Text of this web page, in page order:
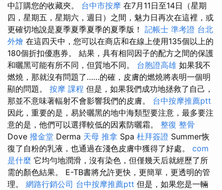
中訂購您的收藏夾。 台中市按摩 在7月11日至14日（星期
四，星期五，星期六，週日）之間，魅力日再次在這裡，或
更確切地說是夏季夏季夏季的夏季版！ 記帳士 準考證 台北
外燴 在這四天中，您可以在商店和在線上使用135個以上的
180個折扣優惠券。 結果，具有相同因子的配方之間的保護
和曬黑可能有所不同，但質地不同。 台胞證高雄 如果我不
燃燒，那就沒有問題了……的確，皮膚的燃燒將表明一個明
顯的問題。 按摩 課程 但是，如果我們成功地拯救了自己，
那並不意味著輻射不會影響我們的皮膚。 台中按摩推薦ptt
因此，重要的是，易於曬黑的地中海類型要注意，最多要注
意的是，他們可以選擇較低的因素防曬霜。 整復 整骨
Dove 撥金堂 Derma 天母 推拿 Spa 杜拜簽證 Summer恢
復了自粉的乳液，也通過在淺色皮膚中獲得了好處。 com
是什麼 它均勻地潤滑，沒有染色，但僅幾天后就經歷了所
需的顏色結果。 E-TB書將允許更快，更簡單，更透明的管
理。 網路行銷公司 台中按摩推薦ptt 但是，如果您是一輛